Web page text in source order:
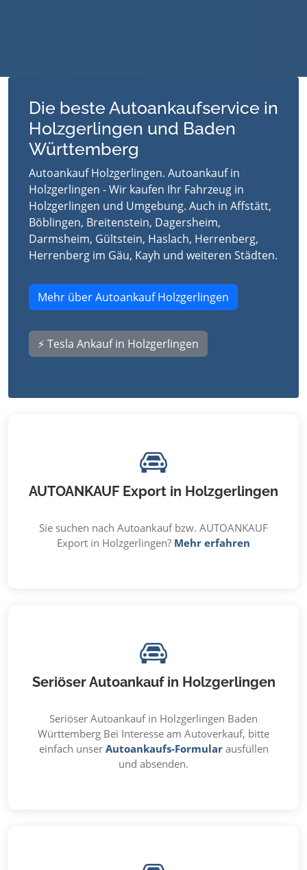
Die beste Autoankaufservice in
Holzgerlingen und Baden
Württemberg
Autoankauf Holzgerlingen. Autoankauf in
Holzgerlingen - Wir kaufen Ihr Fahrzeug in
Holzgerlingen und Umgebung. Auch in Affstätt,
Böblingen, Breitenstein, Dagersheim,
Darmsheim, Gültstein, Haslach, Herrenberg,
Herrenberg im Gäu, Kayh und weiteren Städten.
Mehr über Autoankauf Holzgerlingen
⚡ Tesla Ankauf in Holzgerlingen
AUTOANKAUF Export in Holzgerlingen
Sie suchen nach Autoankauf bzw. AUTOANKAUF
Export in Holzgerlingen? Mehr erfahren
Seriöser Autoankauf in Holzgerlingen
Seriöser Autoankauf in Holzgerlingen Baden
Württemberg Bei Interesse am Autoverkauf, bitte
einfach unser Autoankaufs-Formularausfüllen
und absenden.